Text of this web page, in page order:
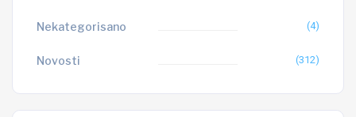
Nekategorisano (4)
Novosti (312)